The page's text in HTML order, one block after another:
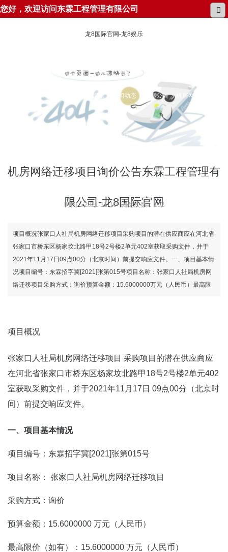
您好，欢迎访问东霖工程管理有限公司
龙8国际官网-龙8娱乐
所在位置： 龙8国际官网-龙8娱乐 新闻动态 招标公告 机房网络迁移项
目询价公告
机房网络迁移项目询价公告东霖工程管理有
限公司-龙8国际官网
时间：2021-11-10 浏览次数：192
项目概况张家口人社局机房网络迁移项目采购项目的潜在供应商应在河北省
张家口市桥东区杨家坟北路甲18号2号楼2单元402室获取采购文件，并于
2021年11月17日09点00分（北京时间）前提交响应文件。一、项目基本情
况项目编号：东霖招字冀[2021]张第015号项目名称：张家口人社局机房网
络迁移项目采购方式：询价预算金额：15.6000000万元（人民币）最高限
项目概况
张家口人社局机房网络迁移项目 采购项目的潜在供应商应
在河北省张家口市桥东区杨家坟北路甲18号2号楼2单元402
室获取采购文件，并于2021年11月17日 09点00分（北京时
间）前提交响应文件。
一、项目基本情况
项目编号：东霖招字冀[2021]张第015号
项目名称： 张家口人社局机房网络迁移项目
采购方式：询价
预算金额：15.6000000 万元（人民币）
最高限价（如有）：15.6000000 万元（人民币）